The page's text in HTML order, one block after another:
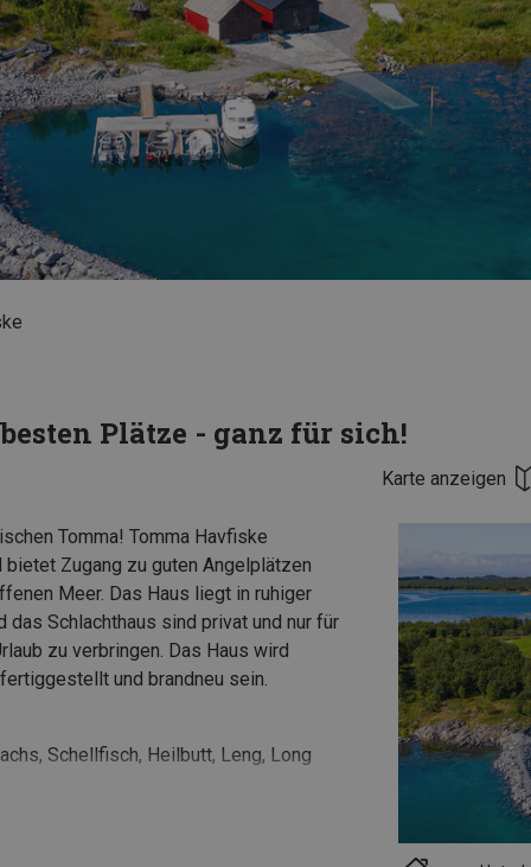
Plätze - ganz für sich!
Karte anzeigen
Tomma! Tomma Havfiske
Zugang zu guten Angelplätzen
Meer. Das Haus liegt in ruhiger
Schlachthaus sind privat und nur für
zu verbringen. Das Haus wird
und brandneu sein.
Schellfisch, Heilbutt, Leng, Long